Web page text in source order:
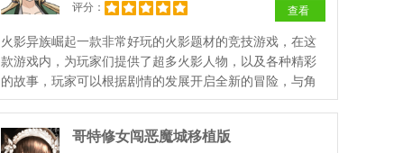
评分：
查看
火影异族崛起一款非常好玩的火影题材的竞技游戏，在这
款游戏内，为玩家们提供了超多火影人物，以及各种精彩
的故事，玩家可以根据剧情的发展开启全新的冒险，与角
色们进行亲密的互动，完成任务获得丰厚的奖励，喜欢的
哥特修女闯恶魔城移植版